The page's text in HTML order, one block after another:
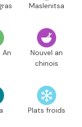
Maslenitsa
An
Nouvel an
chinois
Plats froids